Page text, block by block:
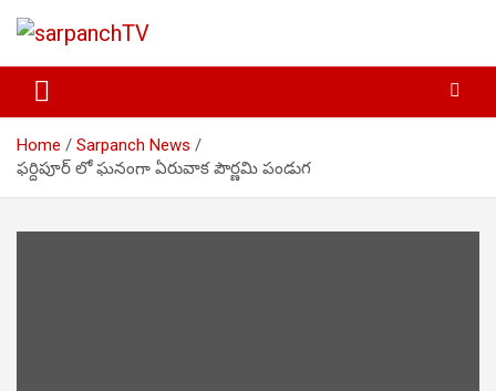
sarpanchTV
Home
Sarpanch News
ఫర్దిపూర్ లో ఘనంగా ఏరువాక పౌర్ణమి పండుగ